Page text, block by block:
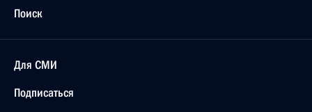
Поиск
Для СМИ
Подписаться